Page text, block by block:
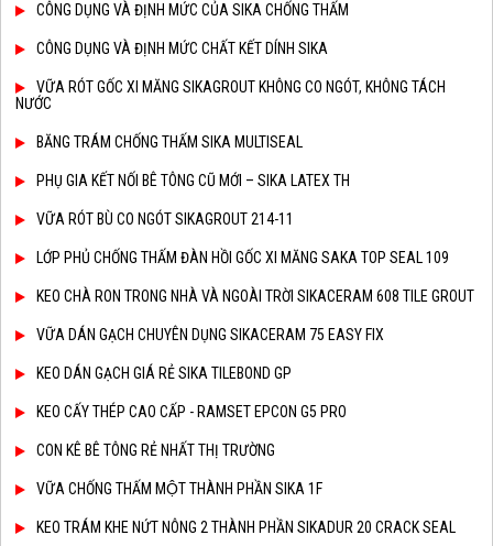
CÔNG DỤNG VÀ ĐỊNH MỨC CỦA SIKA CHỐNG THẤM
CÔNG DỤNG VÀ ĐỊNH MỨC CHẤT KẾT DÍNH SIKA
VỮA RÓT GỐC XI MĂNG SIKAGROUT KHÔNG CO NGÓT, KHÔNG TÁCH
NƯỚC
BĂNG TRÁM CHỐNG THẤM SIKA MULTISEAL
PHỤ GIA KẾT NỐI BÊ TÔNG CŨ MỚI – SIKA LATEX TH
VỮA RÓT BÙ CO NGÓT SIKAGROUT 214-11
LỚP PHỦ CHỐNG THẤM ĐÀN HỒI GỐC XI MĂNG SAKA TOP SEAL 109
KEO CHÀ RON TRONG NHÀ VÀ NGOÀI TRỜI SIKACERAM 608 TILE GROUT
VỮA DÁN GẠCH CHUYÊN DỤNG SIKACERAM 75 EASY FIX
KEO DÁN GẠCH GIÁ RẺ SIKA TILEBOND GP
KEO CẤY THÉP CAO CẤP - RAMSET EPCON G5 PRO
CON KÊ BÊ TÔNG RẺ NHẤT THỊ TRƯỜNG
VỮA CHỐNG THẤM MỘT THÀNH PHẦN SIKA 1F
KEO TRÁM KHE NỨT NÔNG 2 THÀNH PHẦN SIKADUR 20 CRACK SEAL